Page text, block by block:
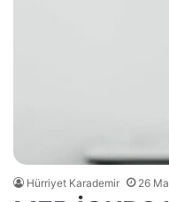
Hürriyet Karademir 26